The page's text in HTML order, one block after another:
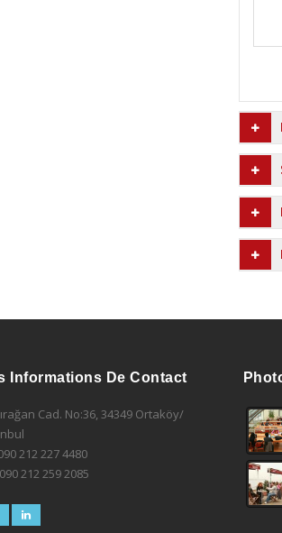
Informations De Contact
Cad. No:36, 34349 Ortaköy/
212 227 4480
212 259 2085